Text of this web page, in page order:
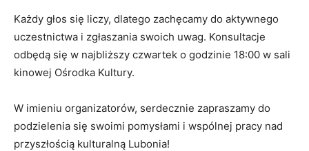
Każdy głos się liczy, dlatego zachęcamy do aktywnego
uczestnictwa i zgłaszania swoich uwag. Konsultacje
odbędą się w najbliższy czwartek o godzinie 18:00 w sali
kinowej Ośrodka Kultury.
W imieniu organizatorów, serdecznie zapraszamy do
podzielenia się swoimi pomysłami i wspólnej pracy nad
przyszłością kulturalną Lubonia!